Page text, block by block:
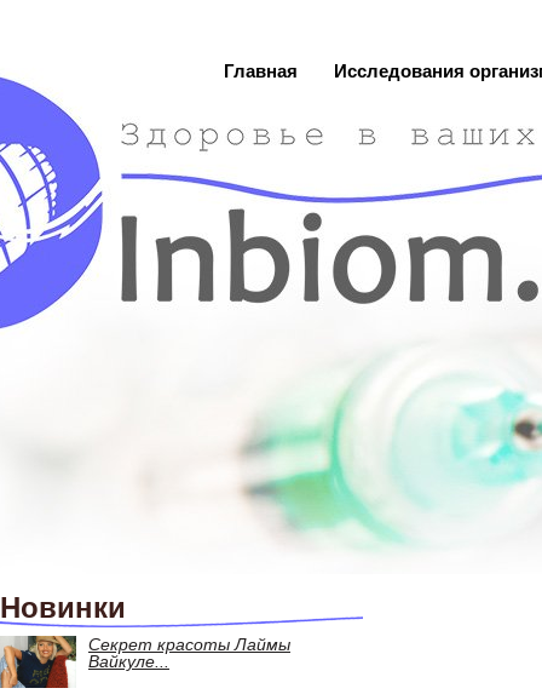
Главная Исследования
Новинки
Секрет красоты Лаймы
Вайкуле...